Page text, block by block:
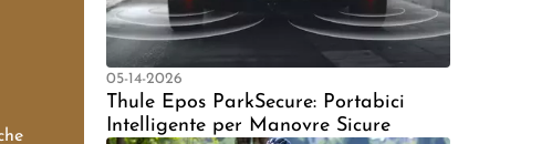
05-14-2026
Thule Epos ParkSecure: Portabici
Intelligente per Manovre Sicure